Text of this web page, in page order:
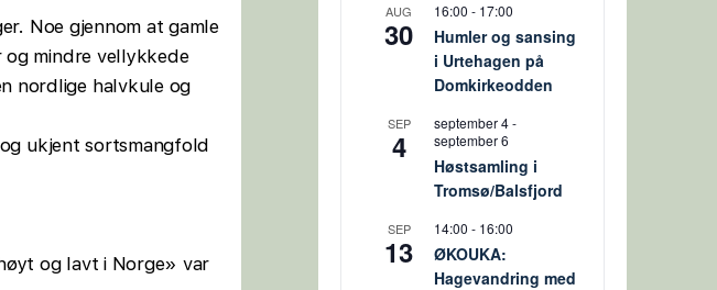
Noe gjennom at gamle
mindre vellykkede
nordlige halvkule og
ukjent sortsmangfold
og lavt i Norge» var
AUG
30
16:00 - 17:00
Humler og sansing
i Urtehagen på
Domkirkeodden
SEP
4
september 4-
september 6
Høstsamling i
Tromsø/Balsfjord
SEP
13
14:00 - 16:00
ØKOUKA:
Hagevandring med